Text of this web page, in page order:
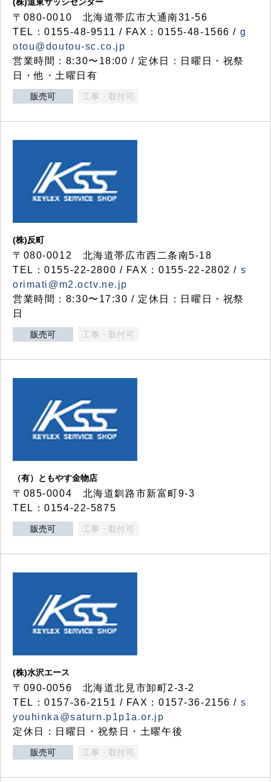
〒080-0010 北海道帯広市大通南31-56
TEL：0155-48-9511 / FAX：0155-48-1566 / g
otou@doutou-sc.co.jp
営業時間：8:30〜18:00 / 定休日：日曜日・祝祭
日・他・土曜日有
販売可 工事・取付可
(株)反町
〒080-0012 北海道帯広市西二条南5-18
TEL：0155-22-2800 / FAX：0155-22-2802 / s
orimati@m2.octv.ne.jp
営業時間：8:30〜17:30 / 定休日：日曜日・祝祭
日
販売可 工事・取付可
（有）ともやす金物店
〒085-0004 北海道釧路市新富町9-3
TEL：0154-22-5875
販売可 工事・取付可
(株)水沢エース
〒090-0056 北海道北見市卸町2-3-2
TEL：0157-36-2151 / FAX：0157-36-2156 / s
youhinka@saturn.p1p1a.or.jp
定休日：日曜日・祝祭日・土曜午後
販売可 工事・取付可